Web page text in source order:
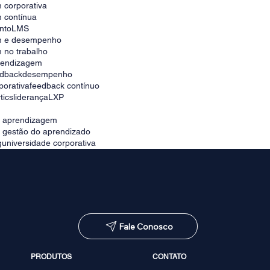
corporativa
contínua
LMS
e desempenho
no trabalho
desempenho
feedback contínuo
liderançaLXP
do aprendizado
universidade corporativa
Fale Conosco
PRODUTOS
CONTATO